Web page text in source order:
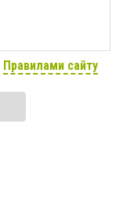
Правилами сайту